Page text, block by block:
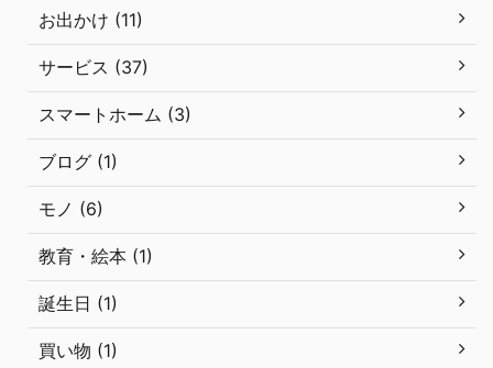
お出かけ (11)
サービス (37)
スマートホーム (3)
ブログ (1)
モノ (6)
教育・絵本 (1)
誕生日 (1)
買い物 (1)